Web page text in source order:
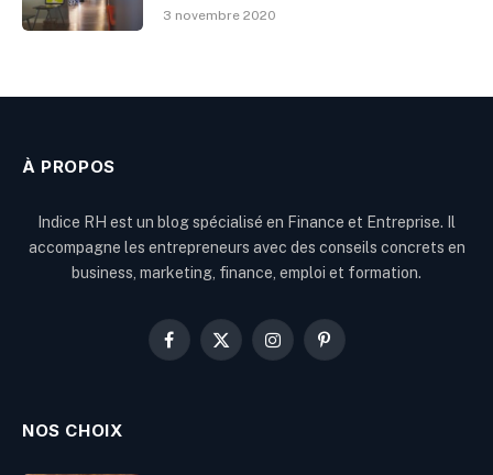
3 novembre 2020
À PROPOS
Indice RH est un blog spécialisé en Finance et Entreprise. Il
accompagne les entrepreneurs avec des conseils concrets en
business, marketing, finance, emploi et formation.
Facebook
X
InstagramPinterest
NOS CHOIX